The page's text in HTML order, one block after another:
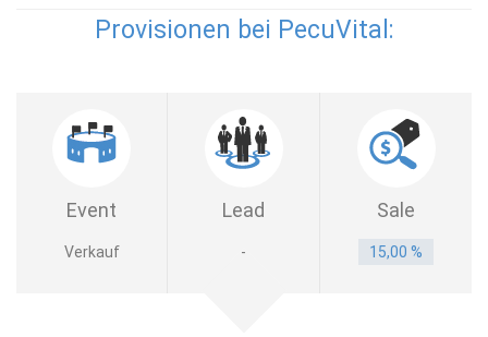
Provisionen bei PecuVital:
Event Lead Sale
Verkauf - 15,00 %